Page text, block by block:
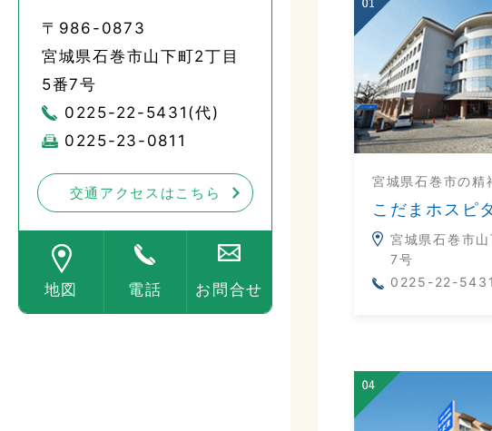
〒986-0873
宮城県石巻市山下町2丁目
5番7号
0225-22-5431(代)
0225-23-0811
交通アクセスはこちら
地図 電話 お問合せ
宮城県石巻市の精
こだまホスピ
宮城県石巻市
7号
0225-22-